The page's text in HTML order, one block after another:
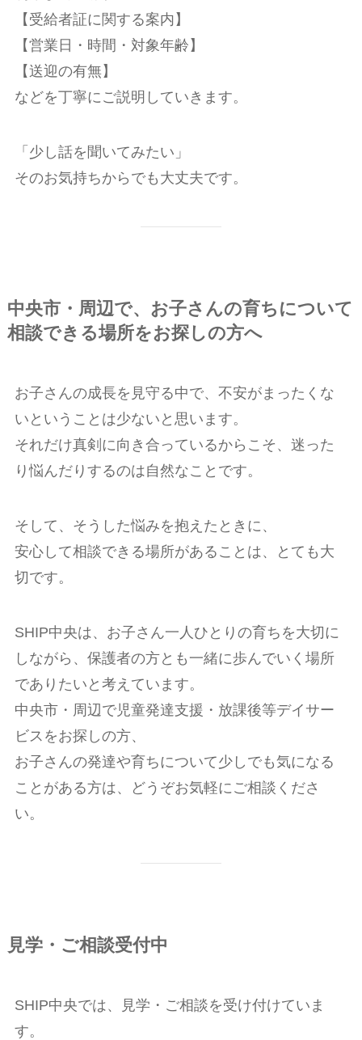
【受給者証に関する案内】
【営業日・時間・対象年齢】
【送迎の有無】
などを丁寧にご説明していきます。
「少し話を聞いてみたい」
そのお気持ちからでも大丈夫です。
中央市・周辺で、お子さんの育ちについて
相談できる場所をお探しの方へ
お子さんの成長を見守る中で、不安がまったくな
いということは少ないと思います。
それだけ真剣に向き合っているからこそ、迷った
り悩んだりするのは自然なことです。
そして、そうした悩みを抱えたときに、
安心して相談できる場所があることは、とても大
切です。
SHIP中央は、お子さん一人ひとりの育ちを大切に
しながら、保護者の方とも一緒に歩んでいく場所
でありたいと考えています。
中央市・周辺で児童発達支援・放課後等デイサー
ビスをお探しの方、
お子さんの発達や育ちについて少しでも気になる
ことがある方は、どうぞお気軽にご相談くださ
い。
見学・ご相談受付中
SHIP中央では、見学・ご相談を受け付けていま
す。